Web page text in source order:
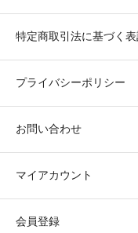
特定商取引法に基づく
プライバシーポリシー
お問い合わせ
マイアカウント
会員登録